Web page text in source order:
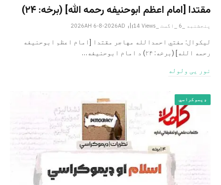
مقتدا [امام اعظم ابوحنیفه رحمه الله‎] (برخه: ۲۴)
پنجشنبه _6 _اگست _2026AH 6-8-2026AD 14 Views
لیکوال: مفتي احمدالله مهاجر مقتدا [امام اعظم ابوحنیفه
رحمه الله‎] (برخه: ۲۴) د امام ابوحنيفه…
نور یی ولوله
ډیموکراسي